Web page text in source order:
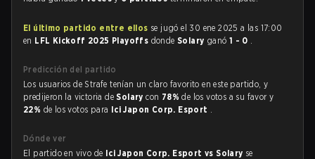
El último partido entre ellos se jugó el 30 ene 2025 a las 17:00
en LFL Kickoff 2025 Playoffs dondeSolary ganó 1 - 0 .
Predicción del partido
Los usuarios de Strafe tenían un claro favorito en este partido, y
predijeron la victoria deSolarycon 78%de los votos a su favor y
22% de los votos para Ici Japon Corp. Esport .
Dónde ver
El partido en vivo de Ici Japon Corp. Esport vs Solary se